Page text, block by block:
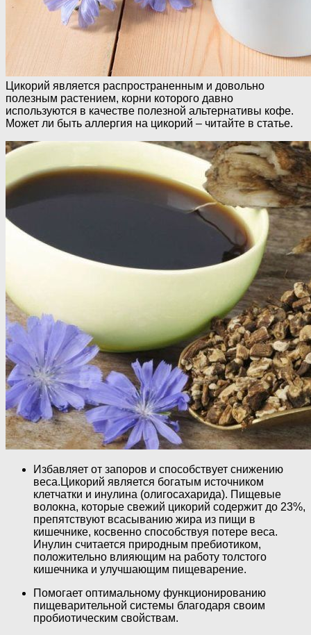
Цикорий является распространенным и довольно
полезным растением, корни которого давно
используются в качестве полезной альтернативы кофе.
Может ли быть аллергия на цикорий – читайте в статье.
Избавляет от запоров и способствует снижению
веса.Цикорий является богатым источником
клетчатки и инулина (олигосахарида). Пищевые
волокна, которые свежий цикорий содержит до 23%,
препятствуют всасыванию жира из пищи в
кишечнике, косвенно способствуя потере веса.
Инулин считается природным пребиотиком,
положительно влияющим на работу толстого
кишечника и улучшающим пищеварение.
Помогает оптимальному функционированию
пищеварительной системы благодаря своим
пробиотическим свойствам.